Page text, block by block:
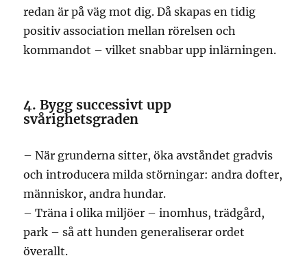
redan är på väg mot dig. Då skapas en tidig
positiv association mellan rörelsen och
kommandot – vilket snabbar upp inlärningen.
4. Bygg successivt upp
svårighetsgraden
– När grunderna sitter, öka avståndet gradvis
och introducera milda störningar: andra dofter,
människor, andra hundar.
– Träna i olika miljöer – inomhus, trädgård,
park – så att hunden generaliserar ordet
överallt.